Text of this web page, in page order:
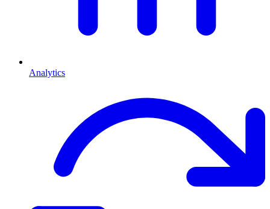
Analytics